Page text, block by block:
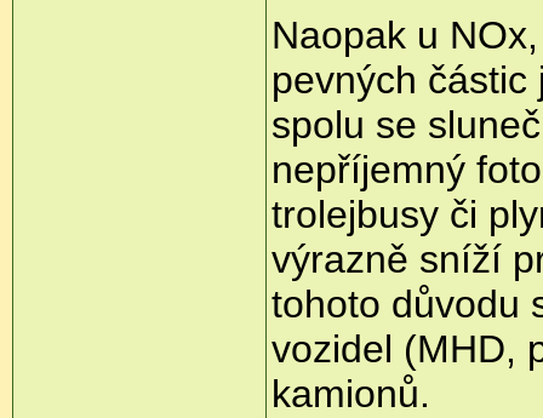
Naopak u
pevných
spolu se
nepříjemný
trolejbusy či
výrazně sníží
tohoto důvodu
vozidel (MHD,
kamionů.